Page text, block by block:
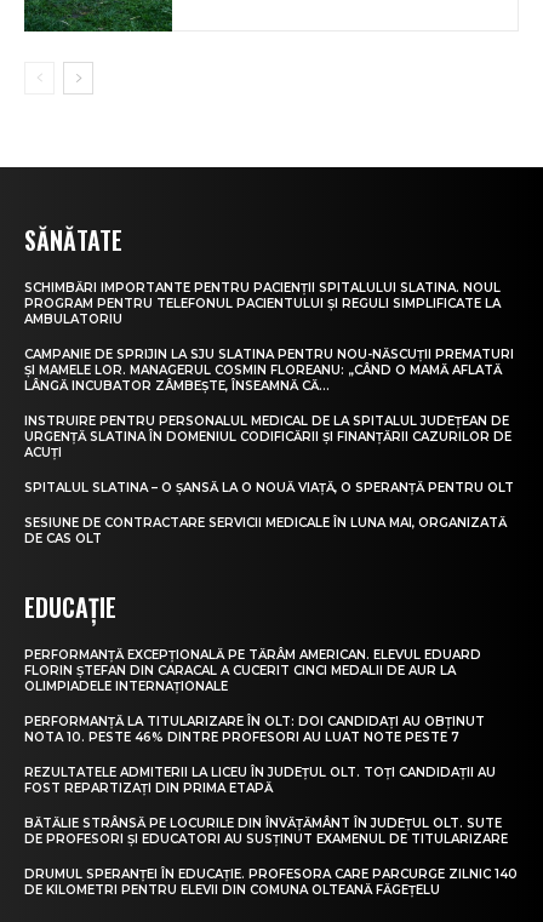
SĂNĂTATE
SCHIMBĂRI IMPORTANTE PENTRU PACIENȚII SPITALULUI SLATINA. NOUL
PROGRAM PENTRU TELEFONUL PACIENTULUI ȘI REGULI SIMPLIFICATE LA
AMBULATORIU
CAMPANIE DE SPRIJIN LA SJU SLATINA PENTRU NOU-NĂSCUȚII PREMATURI
ȘI MAMELE LOR. MANAGERUL COSMIN FLOREANU: „CÂND O MAMĂ AFLATĂ
LÂNGĂ INCUBATOR ZÂMBEȘTE, ÎNSEAMNĂ CĂ...
INSTRUIRE PENTRU PERSONALUL MEDICAL DE LA SPITALUL JUDEȚEAN DE
URGENȚĂ SLATINA ÎN DOMENIUL CODIFICĂRII ȘI FINANȚĂRII CAZURILOR DE
ACUȚI
SPITALUL SLATINA – O ȘANSĂ LA O NOUĂ VIAȚĂ, O SPERANȚĂ PENTRU OLT
SESIUNE DE CONTRACTARE SERVICII MEDICALE ÎN LUNA MAI, ORGANIZATĂ
DE CAS OLT
EDUCAȚIE
PERFORMANȚĂ EXCEPȚIONALĂ PE TĂRÂM AMERICAN. ELEVUL EDUARD
FLORIN ȘTEFAN DIN CARACAL A CUCERIT CINCI MEDALII DE AUR LA
OLIMPIADELE INTERNAȚIONALE
PERFORMANȚĂ LA TITULARIZARE ÎN OLT: DOI CANDIDAȚI AU OBȚINUT
NOTA 10. PESTE 46% DINTRE PROFESORI AU LUAT NOTE PESTE 7
REZULTATELE ADMITERII LA LICEU ÎN JUDEȚUL OLT. TOȚI CANDIDAȚII AU
FOST REPARTIZAȚI DIN PRIMA ETAPĂ
BĂTĂLIE STRÂNSĂ PE LOCURILE DIN ÎNVĂȚĂMÂNT ÎN JUDEȚUL OLT. SUTE
DE PROFESORI ȘI EDUCATORI AU SUSȚINUT EXAMENUL DE TITULARIZARE
DRUMUL SPERANȚEI ÎN EDUCAȚIE. PROFESORA CARE PARCURGE ZILNIC 140
DE KILOMETRI PENTRU ELEVII DIN COMUNA OLTEANĂ FĂGEȚELU